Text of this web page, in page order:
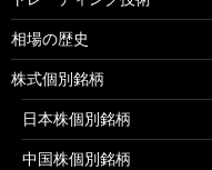
相場の歴史
株式個別銘柄
日本株個別銘柄
中国株個別銘柄